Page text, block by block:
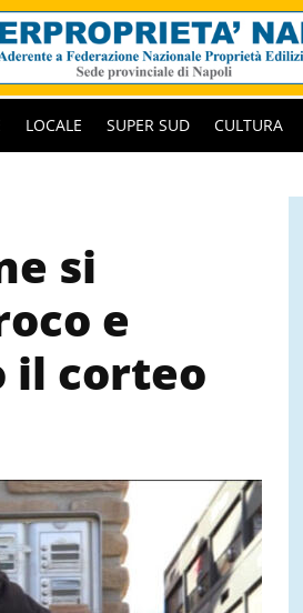
LOCALE SUPER SUD CULTURA
si
e
il corteo